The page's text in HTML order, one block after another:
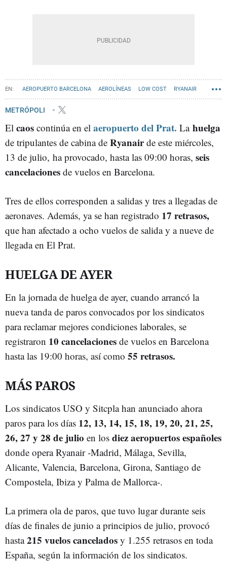
AEROPUERTO BARCELONA AEROLÍNEAS LOW COST RYANAIR
METRÓPOLI
El caos continúa en el aeropuerto del Prat. La huelga
de tripulantes de cabina de Ryanairde este miércoles,
13 de julio, ha provocado, hasta las 09:00 horas, seis
cancelaciones de vuelos en Barcelona.
Tres de ellos corresponden a salidas y tres a llegadas de
aeronaves. Además, ya se han registrado 17 retrasos,
que han afectado a ocho vuelos de salida y a nueve de
llegada en El Prat.
HUELGA DE AYER
En la jornada de huelga de ayer, cuando arrancó la
nueva tanda de paros convocados por los sindicatos
para reclamar mejores condiciones laborales, se
registraron 10 cancelaciones de vuelos en Barcelona
hasta las 19:00 horas, así como 55 retrasos.
MÁS PAROS
Los sindicatos USO y Sitcpla han anunciado ahora
paros para los días 12, 13, 14, 15, 18, 19, 20, 21, 25,
26, 27 y 28 de julio en los diez aeropuertos españoles
donde opera Ryanair -Madrid, Málaga, Sevilla,
Alicante, Valencia, Barcelona, Girona, Santiago de
Compostela, Ibiza y Palma de Mallorca-.
La primera ola de paros, que tuvo lugar durante seis
días de finales de junio a principios de julio, provocó
hasta215 vuelos cancelados y 1.255 retrasos en toda
España, según la información de los sindicatos.